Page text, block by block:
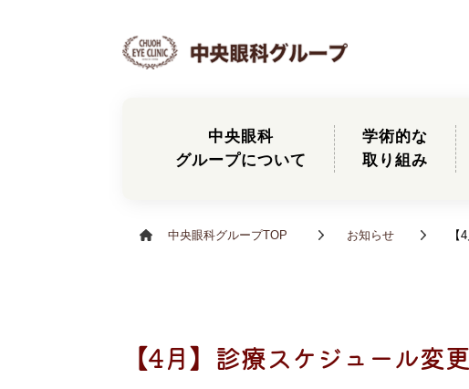
中央眼科
グループについて
学術的な
取り組み
中央眼科グループTOP お知らせ 【
【4月】診療スケジュール変